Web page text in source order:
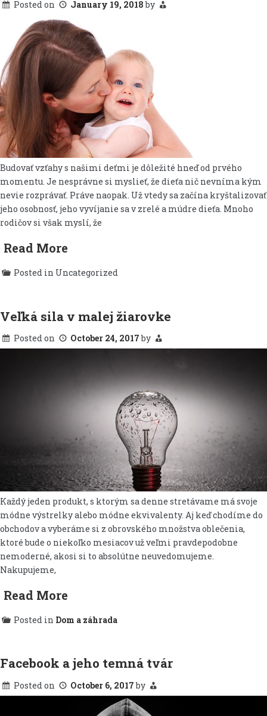
Posted on January 19, 2018by
Budovať vzťahy s našimi deťmi je dôležité hneď od prvého
momentu. Je nesprávne si myslieť, že dieťa nič nevníma kým
nevie rozprávať. Práve naopak. Už vtedy sa začína kryštalizovať
jeho osobnosť, jeho vyvíjanie sa v zrelé a múdre dieťa. Mnoho
rodičov si však myslí, že
Read More
Posted in Uncategorized
Veľká sila v malej žiarovke
Posted on October 24, 2017by
Každý jeden produkt, s ktorým sa denne stretávame má svoje
módne výstrelky alebo módne ekvivalenty. Aj keď chodíme do
obchodov a vyberáme si z obrovského množstva oblečenia,
ktoré bude o niekoľko mesiacov už veľmi pravdepodobne
nemoderné, akosi si to absolútne neuvedomujeme.
Nakupujeme,
Read More
Posted in Dom a záhrada
Facebook a jeho temná tvár
Posted on October 6, 2017by